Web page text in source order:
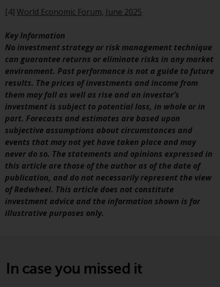
Produkte und Dienstleistungen
Diese Website beschreibt die
Fähigkeiten von Redwheel und
dient nur zu
Informationszwecken. Keines der
auf dieser Website enthaltenen
Materialien soll ein
Verkaufsangebot oder eine
Aufforderung oder Aufforderung
zur Abgabe eines Angebots zum
Kauf von Produkten oder
Dienstleistungen darstellen, die
von Redwheel oder einem seiner
verbundenen Unternehmen
bereitgestellt werden, und darf
Website bietet keine spezifische
Anlageberatung und
[4] World Economic Forum, June 2025
Key Information
No investment strategy or risk management technique
can guarantee returns or eliminate risks in any market
environment. Past performance is not a guide to future
results. The prices of investments and income from
them may fall as well as rise and an investor’s
investment is subject to potential loss, in whole or in
part. Forecasts and estimates are based upon
subjective assumptions about circumstances and
events that may not yet have taken place and may
never do so. The statements and opinions expressed in
this article are those of the author as of the date of
publication, and do not necessarily represent the view
of Redwheel. This article does not constitute
investment advice and the information shown is for
illustrative purposes only.
In case you missed it